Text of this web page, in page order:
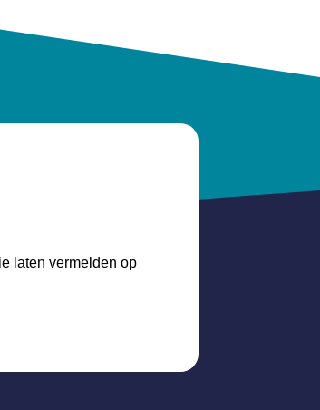
laten vermelden op